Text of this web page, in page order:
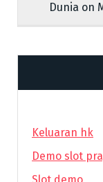
Dunia on
Keluaran hk
Demo slot